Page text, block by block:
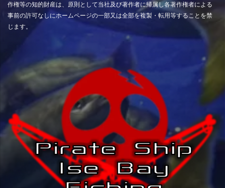
作権等の知的財産は、原則として当社及び著作者に帰属し各著作権者による
事前の許可なしにホームページの一部又は全部を複製・転用等することを禁
じます。